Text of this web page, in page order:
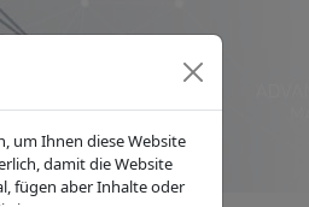
um Ihnen diese Website
damit die Website
fügen aber Inhalte oder